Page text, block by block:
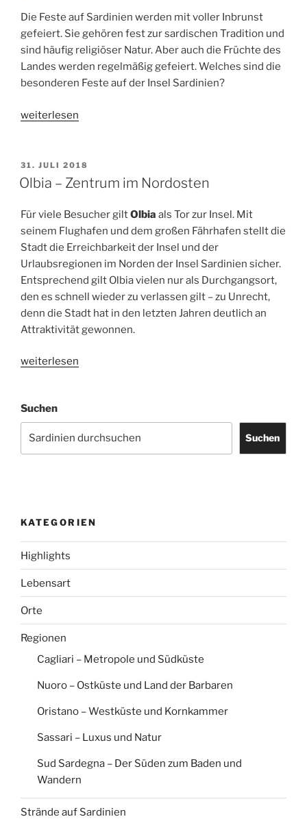
Die Feste auf Sardinien werden mit voller Inbrunst
gefeiert. Sie gehören fest zur sardischen Tradition und
sind häufig religiöser Natur. Aber auch die Früchte des
Landes werden regelmäßig gefeiert. Welches sind die
besonderen Feste auf der Insel Sardinien?
„Feste
–
Besondere
weiterlesen
VERÖFFENTLICHT
AM
31. JULI 2018
Olbia – Zentrum im Nordosten
Für viele Besucher giltOlbia als Tor zur Insel. Mit
seinem Flughafen und dem großen Fährhafen stellt die
Stadt die Erreichbarkeit der Insel und der
Urlaubsregionen im Norden der Insel Sardinien sicher.
Entsprechend gilt Olbia vielen nur als Durchgangsort,
den es schnell wieder zu verlassen gilt – zu Unrecht,
denn die Stadt hat in den letzten Jahren deutlich an
Attraktivität gewonnen.
„Olbia
im
Nordosten“
weiterlesen
Suchen
Suchen
KATEGORIEN
Highlights
Lebensart
Orte
Regionen
Cagliari – Metropole und Südküste
Nuoro – Ostküste und Land der Barbaren
Oristano – Westküste und Kornkammer
Sassari – Luxus und Natur
Sud Sardegna – Der Süden zum Baden und
Wandern
Strände auf Sardinien